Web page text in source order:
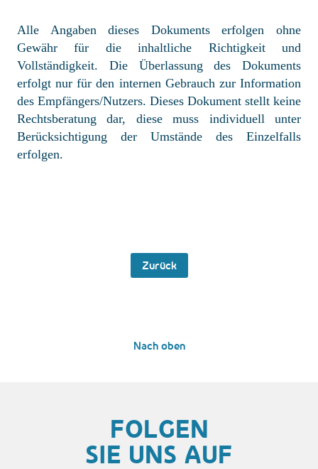
Alle Angaben dieses Dokuments erfolgen ohne
Gewähr für die inhaltliche Richtigkeit und
Vollständigkeit. Die Überlassung des Dokuments
erfolgt nur für den internen Gebrauch zur Information
des Empfängers/Nutzers. Dieses Dokument stellt keine
Rechtsberatung dar, diese muss individuell unter
Berücksichtigung der Umstände des Einzelfalls
erfolgen.
Zurück
Nach oben
FOLGEN
SIE UNS AUF